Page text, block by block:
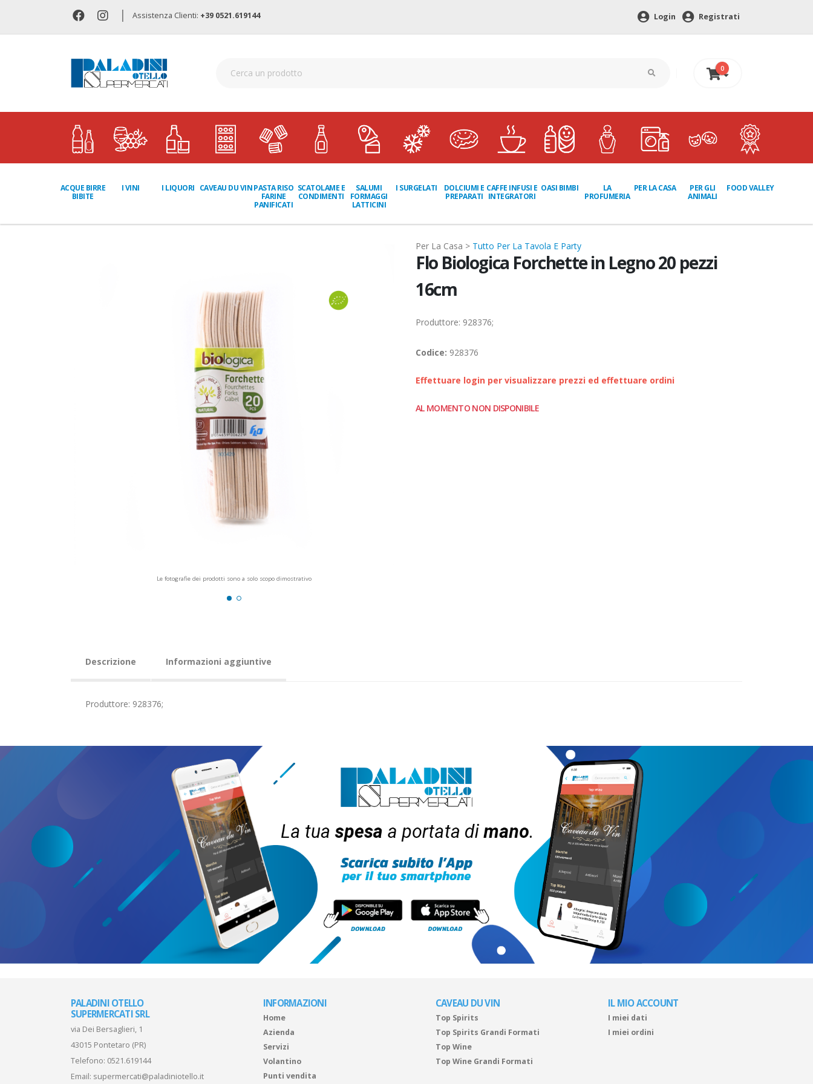
| Assistenza Clienti: +39 0521.619144 Login Registrati
0
0 €
ACQUE BIRRE
BIBITE
I VINI I LIQUORI CAVEAU DU VINPASTA RISO
FARINE
PANIFICATI
SCATOLAME E
CONDIMENTI
SALUMI
FORMAGGI
LATTICINI
I SURGELATI
DOLCIUMI E
PREPARATI
CAFFE INFUSI E
INTEGRATORI
OASI BIMBI
LA
PROFUMERIA
PER LA CASA
PER GLI
ANIMALI
FOOD VALLEY
Le fotografie dei prodotti sono a solo scopo dimostrativo
Per La Casa > Tutto Per La Tavola E Party
Flo Biologica Forchette in Legno 20 pezzi
16cm
Produttore: 928376;
Codice: 928376
Effettuare login per visualizzare prezzi ed effettuare ordini
AL MOMENTO NON DISPONIBILE
Descrizione Informazioni aggiuntive
Produttore: 928376;
PALADINI OTELLO
SUPERMERCATI SRL
via Dei Bersaglieri, 1
43015 Pontetaro (PR)
Telefono: 0521.619144
Email: supermercati@paladiniotello.it
INFORMAZIONI
Home
Azienda
Servizi
Volantino
Punti vendita
CAVEAU DU VIN
Top Spirits
Top Spirits Grandi Formati
Top Wine
Top Wine Grandi Formati
IL MIO ACCOUNT
I miei dati
I miei ordini